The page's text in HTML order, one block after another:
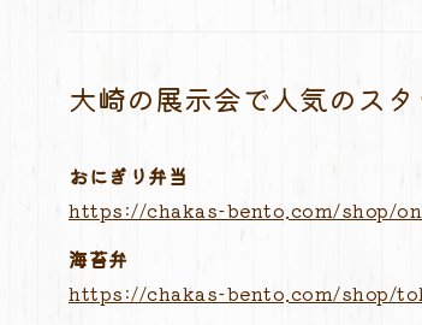
大崎の展示会で人気のスタ
おにぎり弁当
https://chakas-bento.com/shop/
海苔弁
https://chakas-bento.com/shop/